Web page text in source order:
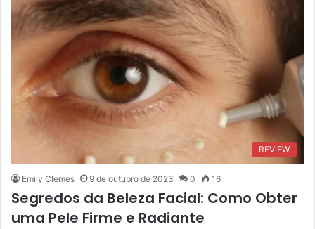
REVIEW
Emily Clemes 9 de outubro de 2023 0 16
Segredos da Beleza Facial: Como Obter
uma Pele Firme e Radiante